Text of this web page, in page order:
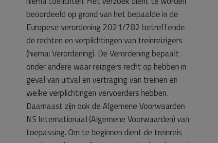
beoordeeld op grond van het bepaalde in de
Europese verordening 2021/782 betreffende
de rechten en verplichtingen van treinreizigers
(hierna: Verordening). De Verordening bepaalt
onder andere waar reizigers recht op hebben in
geval van uitval en vertraging van treinen en
welke verplichtingen vervoerders hebben.
Daarnaast zijn ook de Algemene Voorwaarden
NS Internationaal (Algemene Voorwaarden) van
toepassing. Om te beginnen dient de treinreis